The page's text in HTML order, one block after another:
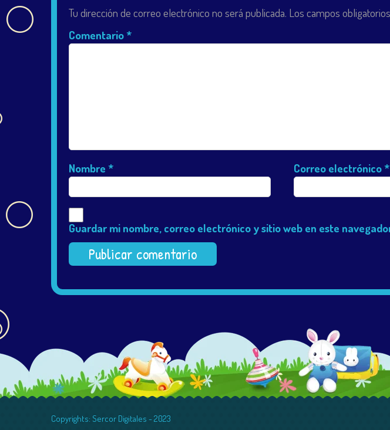
Tu dirección de correo electrónico no será publicada. Los campos
Comentario *
Nombre * Correo electrónico *
Guardar mi nombre, correo electrónico y sitio web en este
Copyrights: Sercor Digitales - 2023